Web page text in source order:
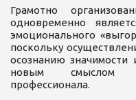
Грамотно
одновременно
эмоционального
поскольку
осознанию значимости
новым смыслом
профессионала.